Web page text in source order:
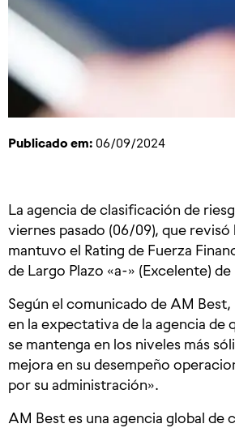
Publicado em: 06/09/2024
La agencia de clasificación de
viernes pasado (06/09), que revisó
mantuvo el Rating de Fuerza
de Largo Plazo «a-» (Excelente)
Según el comunicado de AM
en la expectativa de la agencia de
se mantenga en los niveles más
mejora en su desempeño
por su administración».
AM Best es una agencia global